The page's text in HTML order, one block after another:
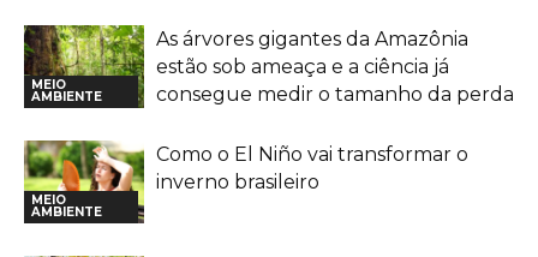
MEIO
AMBIENTE
As árvores gigantes da Amazônia
estão sob ameaça e a ciência já
consegue medir o tamanho da perda
MEIO
AMBIENTE
Como o El Niño vai transformar o
inverno brasileiro